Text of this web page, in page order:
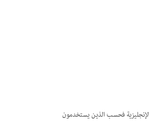
الإنجليزية فحسب الذين يستخدمون